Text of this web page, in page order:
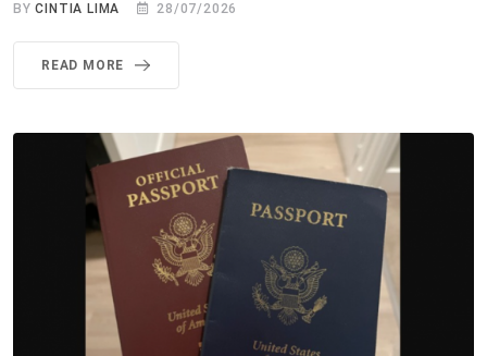
BYCINTIA LIMA 28/07/2026
READ MORE